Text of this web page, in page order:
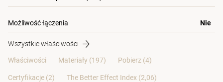
Możliwość łączenia Nie
Wszystkie właściwości
Właściwości Materiały (197) Pobierz (4)
Certyfikacje (2) The Better Effect Index (2,06)